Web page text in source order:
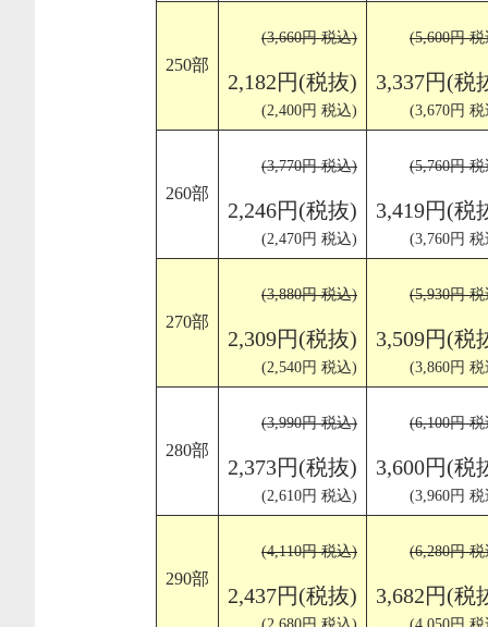
250部
(3,660円 税込)
2,182円(税抜)
(2,400円 税込)
(5,600円
3,337円(税
(3,670円
260部
(3,770円 税込)
2,246円(税抜)
(2,470円 税込)
(5,760円
3,419円(税
(3,760円
270部
(3,880円 税込)
2,309円(税抜)
(2,540円 税込)
(5,930円
3,509円(税
(3,860円
280部
(3,990円 税込)
2,373円(税抜)
(2,610円 税込)
(6,100円
3,600円(税
(3,960円
290部
(4,110円 税込)
2,437円(税抜)
(2,680円 税込)
(6,280円
3,682円(税
(4,050円